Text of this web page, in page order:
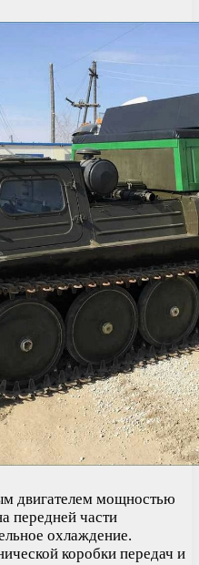
двигателем мощностью
передней части
охлаждение.
коробки передач и